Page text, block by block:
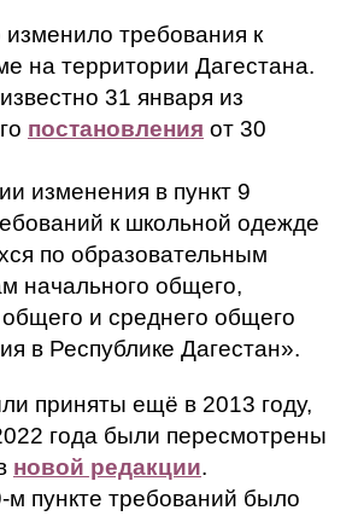
изменило требования к
на территории Дагестана.
31 января из
постановления от 30
изменения в пункт 9
к школьной одежде
по образовательным
начального общего,
и среднего общего
в Республике Дагестан».
приняты ещё в 2013 году,
года были пересмотрены
новой редакции.
пункте требований было